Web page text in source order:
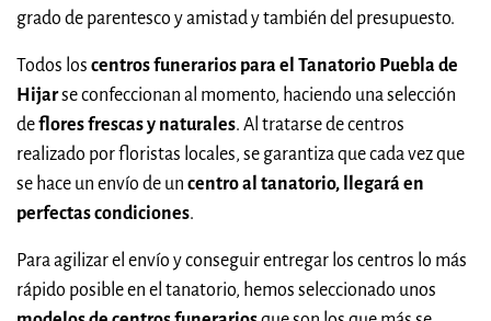
grado de parentesco y amistad y también del presupuesto.
Todos los centros funerarios para el Tanatorio Puebla de
Hijarse confeccionan al momento, haciendo una selección
deflores frescas y naturales. Al tratarse de centros
realizado por floristas locales, se garantiza que cada vez que
se hace un envío de un centro al tanatorio, llegará en
perfectas condiciones.
Para agilizar el envío y conseguir entregar los centros lo más
rápido posible en el tanatorio, hemos seleccionado unos